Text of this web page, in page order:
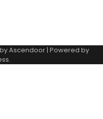
Ascendoor| Powered by
.